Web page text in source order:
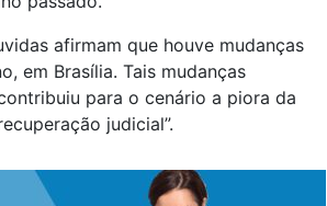
afirmam que houve mudanças
em Brasília. Tais mudanças
para o cenário a piora da
judicial”.